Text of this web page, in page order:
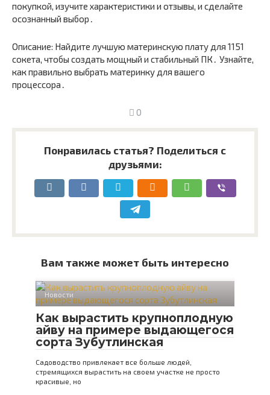
покупкой, изучите характеристики и отзывы, и сделайте
осознанный выбор․
Описание: Найдите лучшую материнскую плату для 1151
сокета, чтобы создать мощный и стабильный ПК․ Узнайте,
как правильно выбрать материнку для вашего
процессора․
0
Понравилась статья? Поделиться с
друзьями:
Вам также может быть интересно
Новости
Как вырастить крупноплодную
айву на примере выдающегося
сорта Зубутлинская
Садоводство привлекает все больше людей,
стремящихся вырастить на своем участке не просто
красивые, но